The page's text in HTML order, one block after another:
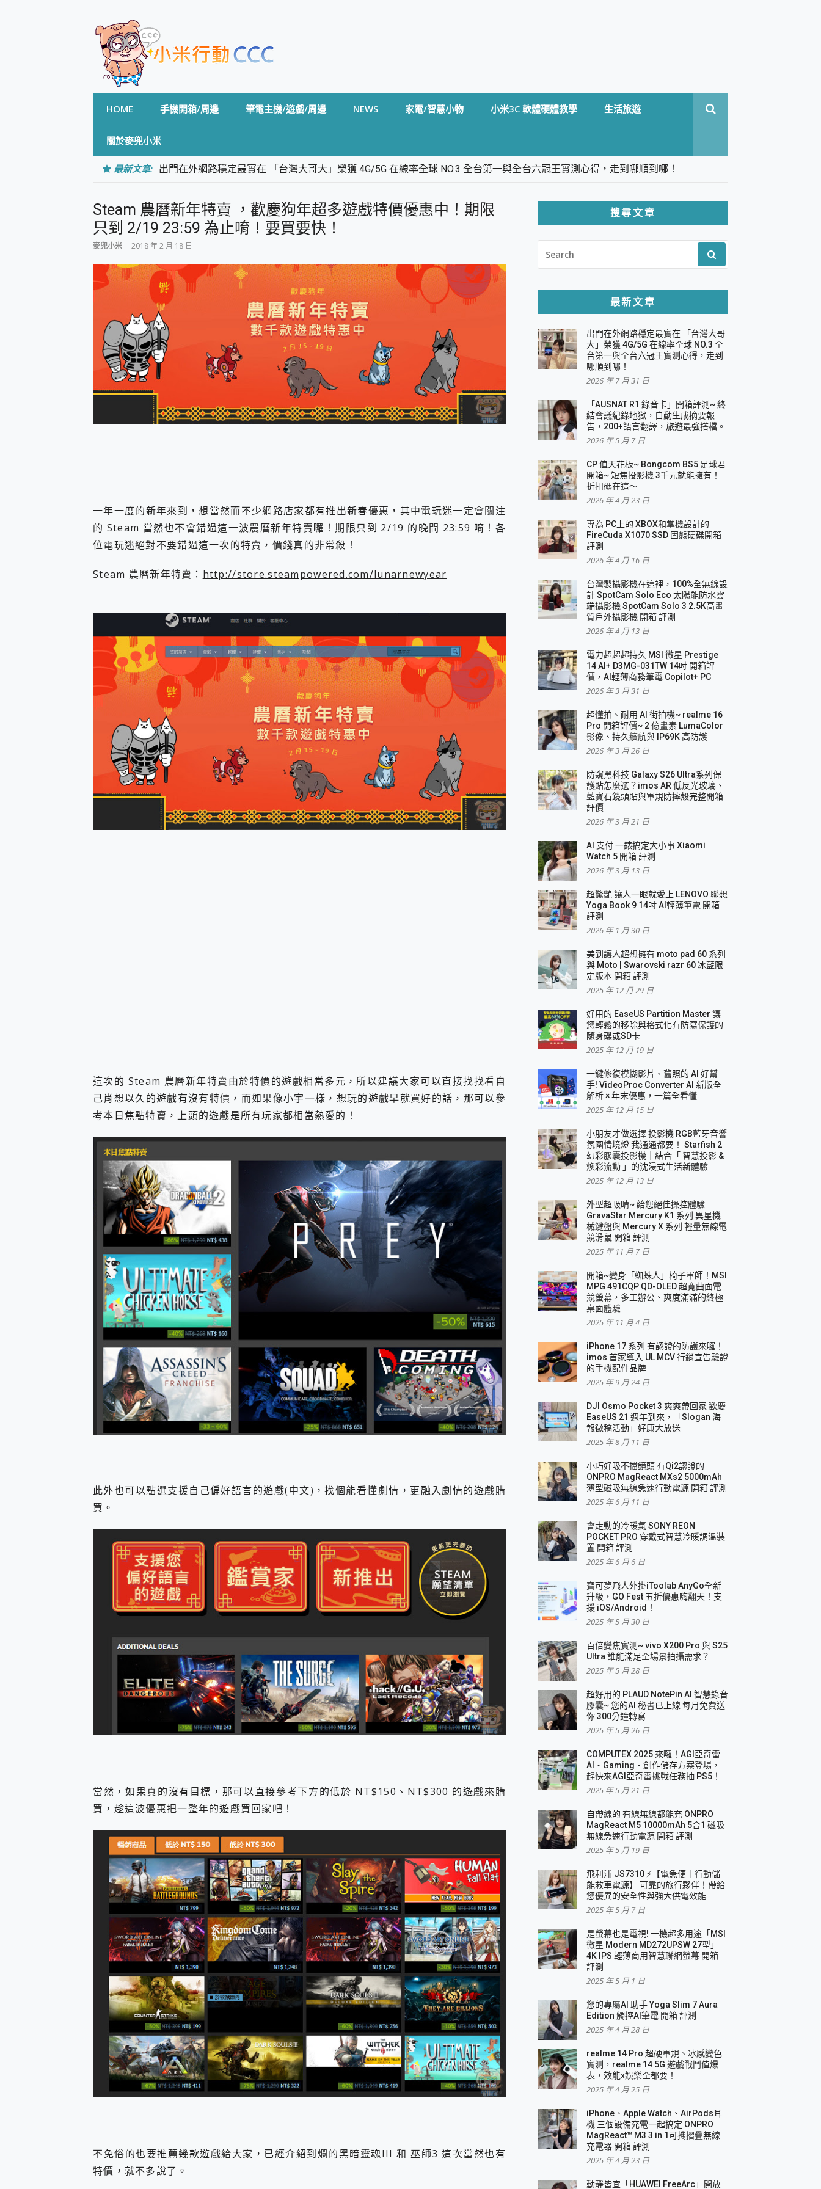
HOME 手機開箱/周邊 筆電主機/遊戲/周邊 NEWS 家電/智慧小物 小米3C 軟體硬體教學 生活旅遊
關於麥兜小米
最新文章: 出門在外網路穩定最實在 「台灣大哥大」榮獲 4G/5G 在線率全球 NO.3 全台第一與全台六冠王實測心得，走到哪順到哪！
專為 PC上的 XBOX和掌機設計的 FireCuda X1070 SSD 固態硬碟開箱 評測
台灣製攝影機在這裡，100%全無線設計 SpotCam Solo Eco 太陽能防水雲端攝影機 SpotCam Solo 3 2.5K高畫質戶外攝影機 開箱 評
測
電力超超超持久 MSI 微星 Prestige 14 AI+ D3MG-031TW 14吋 開箱評價，AI輕薄商務筆電 Copilot+ PC
超懂拍、耐用 AI 街拍機~ realme 16 Pro 開箱評價~ 2 億畫素 LumaColor 影像、持久續航與 IP69K 高防護
防窺黑科技 Galaxy S26 Ultra系列保護貼怎麼選？imos AR 低反光玻璃、藍寶石鏡頭貼與軍規防摔殼完整開箱評價
AI 支付 一錶搞定大小事 Xiaomi Watch 5 開箱 評測
超驚艷 讓人一眼就愛上 LENOVO 聯想 Yoga Book 9 14吋 AI輕薄筆電 開箱 評測
美到讓人超想擁有 moto pad 60 系列 與 Moto | Swarovski razr 60 冰藍限定版本 開箱 評測
好用的 EaseUS Partition Master 讓您輕鬆的移除與格式化有防寫保護的隨身碟或SD卡
一鍵修復模糊影片、舊照的 AI 好幫手! VideoProc Converter AI 新版全解析 × 年末優惠，一篇全看懂
小朋友才做選擇 投影機 RGB藍牙音響 氛圍情境燈 我通通都要！ Starfish 2 幻彩膠囊投影機｜結合「 智慧投影 & 煥彩流動 」的沈浸
式生活新體驗
外型超吸晴~ 給您絕佳操控體驗 GravaStar Mercury K1 系列 異星機械鍵盤與 Mercury X 系列 輕量無線電競滑鼠 開箱 評測
開箱~變身「蜘蛛人」椅子軍師！MSI MPG 491CQP QD-OLED 超寬曲面電競螢幕，多工辦公、爽度滿滿的終極桌面體驗
iPhone 17 系列 有認證的防護來囉！ imos 首家導入 UL MCV 行銷宣告驗證的手機配件品牌
DJI Osmo Pocket 3 爽爽帶回家 歡慶 EaseUS 21 週年到來，「Slogan 海報徵稿活動」好康大放送
小巧好吸不擋鏡頭 有Qi2認證的 ONPRO MagReact MXs2 5000mAh薄型磁吸無線急速行動電源 開箱 評測
超好用的 PLAUD NotePin AI 智慧錄音膠囊~ 您的AI 秘書已上線 每月免費送你 300分鐘轉寫
COMPUTEX 2025 來囉！AGI亞奇雷 AI・Gaming・創作儲存方案登場，趕快來AGI亞奇雷挑戰任務抽 PS5！
自帶線的 有線無線都能充 ONPRO MagReact M5 10000mAh 5合1 磁吸無線急速行動電源 開箱 評測
飛利浦 JS7310 ⚡【電急便｜行動儲能救車電源】 可靠的旅行夥伴！帶給您優異的安全性與強大供電效能
是螢幕也是電視! 一機超多用途「MSI微星 Modern MD272UPSW 27型」 4K IPS 輕薄商用智慧聯網螢幕 開箱 評測
realme 14 Pro 超硬軍規、冰感變色實測，realme 14 5G 遊戲戰鬥值爆表，效能x娛樂全都要！
iPhone、Apple Watch、AirPods耳機 三個設備充電一起搞定 ONPRO MagReact™ M3 3 in 1可攜摺疊無線充電器 開箱 評測
動靜皆宜「HUAWEI FreeArc」開放式耳掛耳機，無感配戴! 超穩超服貼，音質、通話也很優質
好玩好拍 vivo V50 ~ 口袋裡的 Zeiss 潮流攝影棚!
25種洗烘模式一機搞定! Roborock 衣莉莎白 H1 Neo分子篩洗脫烘 AI 滾筒洗衣機
給 MSI Claw 系列電競掌機 最完美的家 MSI Nest Docking Station 掌機專屬擴充底座 開箱 評測
B&O 精品級音響! Home+ 中嘉寬頻 SoundBox 劇院串流盒 開箱 評測
2億 APO蔡司長焦神機降臨~ vivo X200 Pro、vivo X200 就是這麼好拍
EaseUS Vocal Remover 免費線上去聲器一鍵去除人聲 人聲 音樂分離 2024 消除人聲推薦
3 個超值 MHN 飛人工具分享~~ iToolab AnyGo 魔物獵人 Now飛人 ios教學 不出門也可以到處走
Locawhere AnyTo 寶可夢飛人 AnyTo 不出門也可以飛遍全世界
小體積 40000mAh 超大容量 一次充5個設備 充好充滿 CUKTECH 酷態科 300W 微型充電站 開箱 評測
97.3% 恢復率，資料救援就是這麼簡單 EaseUS Data Recovery Wizard Free 18.0.0 業界最好的資料救援軟體
磁碟系統大風吹 有了 磁碟管理程式 EaseUS Partition Master 就是這麼簡單
全新 SONY Xperia 1 VI 開箱! 相機實測! 長焦覆蓋更遠更清晰、2日長續航、頂尖影音娛樂效能~
Xiaomi 14 Ultra 開箱 評測~ 有深度的 Leica 影像旗艦手機! 加碼小旗艦 Xiaomi 14 開箱 評測
vivo TWS 3e 真無線藍牙耳機智慧降噪升級、音質明亮溫潤，並支援雙設備連接~
MSI Claw 掌機專屬配件包 來囉 完美保護 MSI Claw A1M-026TW 電競掌機
人像旗艦 vivo V30 系列 開箱 評測! 首搭蔡司光學鏡頭、攝影棚級柔光環、拍攝功能最好玩的美拍神機 vivo V30 Pro
多個願望一次滿足 超強散熱 微星 MSI Claw A1M-026TW 電競掌機 開箱 評測
一吸完美對位 擁有超強吸力與超好用的隱磁支架 O-ONE MAG 最會吸的行動電源 開箱 評測
榮耀 HONOR 600 Pro x MOLLY Limited Edition 限量版開賣，攜手味全龍進駐大巨蛋萬人盛典
Steam 農曆新年特賣 ，歡慶狗年超多遊戲特價優惠中！期限
只到 2/19 23:59 為止唷！要買要快！
麥兜小米 2018 年 2 月 18 日
一年一度的新年來到，想當然而不少網路店家都有推出新春優惠，其中電玩迷一定會關注
的 Steam 當然也不會錯過這一波農曆新年特賣囉！期限只到 2/19 的晚間 23:59 唷！各
位電玩迷絕對不要錯過這一次的特賣，價錢真的非常殺！
Steam 農曆新年特賣： http://store.steampowered.com/lunarnewyear
這次的 Steam 農曆新年特賣由於特價的遊戲相當多元，所以建議大家可以直接找找看自
己肖想以久的遊戲有沒有特價，而如果像小宇一樣，想玩的遊戲早就買好的話，那可以參
考本日焦點特賣，上頭的遊戲是所有玩家都相當熱愛的！
此外也可以點選支援自己偏好語言的遊戲(中文)，找個能看懂劇情，更融入劇情的遊戲購
買。
當然，如果真的沒有目標，那可以直接參考下方的低於 NT$150、NT$300 的遊戲來購
買，趁這波優惠把一整年的遊戲買回家吧！
不免俗的也要推薦幾款遊戲給大家，已經介紹到爛的黑暗靈魂III 和 巫師3 這次當然也有
特價，就不多說了。
搜尋文章
FOR:
最新文章
出門在外網路穩定最實在 「台灣大哥
大」榮獲 4G/5G 在線率全球 NO.3 全
台第一與全台六冠王實測心得，走到
哪順到哪！
2026 年 7 月 31 日
「AUSNAT R1 錄音卡」開箱評測~ 終
結會議紀錄地獄，自動生成摘要報
告，200+語言翻譯，旅遊最強搭檔。
2026 年 5 月 7 日
CP 值天花板~ Bongcom BS5 足球君
開箱~ 短焦投影機 3千元就能擁有！
折扣碼在這～
2026 年 4 月 23 日
專為 PC上的 XBOX和掌機設計的
FireCuda X1070 SSD 固態硬碟開箱
評測
2026 年 4 月 16 日
台灣製攝影機在這裡，100%全無線設
計 SpotCam Solo Eco 太陽能防水雲
端攝影機 SpotCam Solo 3 2.5K高畫
質戶外攝影機 開箱 評測
2026 年 4 月 13 日
電力超超超持久 MSI 微星 Prestige
14 AI+ D3MG-031TW 14吋 開箱評
價，AI輕薄商務筆電 Copilot+ PC
2026 年 3 月 31 日
超懂拍、耐用 AI 街拍機~ realme 16
Pro 開箱評價~ 2 億畫素 LumaColor
影像、持久續航與 IP69K 高防護
2026 年 3 月 26 日
防窺黑科技 Galaxy S26 Ultra系列保
護貼怎麼選？imos AR 低反光玻璃、
藍寶石鏡頭貼與軍規防摔殼完整開箱
評價
2026 年 3 月 21 日
AI 支付 一錶搞定大小事 Xiaomi
Watch 5 開箱 評測
2026 年 3 月 13 日
超驚艷 讓人一眼就愛上 LENOVO 聯想
Yoga Book 9 14吋 AI輕薄筆電 開箱
評測
2026 年 1 月 30 日
美到讓人超想擁有 moto pad 60 系列
與 Moto | Swarovski razr 60 冰藍限
定版本 開箱 評測
2025 年 12 月 29 日
好用的 EaseUS Partition Master 讓
您輕鬆的移除與格式化有防寫保護的
隨身碟或SD卡
2025 年 12 月 19 日
一鍵修復模糊影片、舊照的 AI 好幫
手! VideoProc Converter AI 新版全
解析 × 年末優惠，一篇全看懂
2025 年 12 月 15 日
小朋友才做選擇 投影機 RGB藍牙音響
氛圍情境燈 我通通都要！ Starfish 2
幻彩膠囊投影機｜結合「 智慧投影 &
煥彩流動 」的沈浸式生活新體驗
2025 年 12 月 13 日
外型超吸晴~ 給您絕佳操控體驗
GravaStar Mercury K1 系列 異星機
械鍵盤與 Mercury X 系列 輕量無線電
競滑鼠 開箱 評測
2025 年 11 月 7 日
開箱~變身「蜘蛛人」椅子軍師！MSI
MPG 491CQP QD-OLED 超寬曲面電
競螢幕，多工辦公、爽度滿滿的終極
桌面體驗
2025 年 11 月 4 日
iPhone 17 系列 有認證的防護來囉！
imos 首家導入 UL MCV 行銷宣告驗證
的手機配件品牌
2025 年 9 月 24 日
DJI Osmo Pocket 3 爽爽帶回家 歡慶
EaseUS 21 週年到來，「Slogan 海
報徵稿活動」好康大放送
2025 年 8 月 11 日
小巧好吸不擋鏡頭 有Qi2認證的
ONPRO MagReact MXs2 5000mAh
薄型磁吸無線急速行動電源 開箱 評測
2025 年 6 月 11 日
會走動的冷暖氣 SONY REON
POCKET PRO 穿戴式智慧冷暖調溫裝
置 開箱 評測
2025 年 6 月 6 日
寶可夢飛人外掛iToolab AnyGo全新
升級，GO Fest 五折優惠嗨翻天！支
援 iOS/Android！
2025 年 5 月 30 日
百倍變焦實測~ vivo X200 Pro 與 S25
Ultra 誰能滿足全場景拍攝需求？
2025 年 5 月 28 日
超好用的 PLAUD NotePin AI 智慧錄音
膠囊~ 您的AI 秘書已上線 每月免費送
你 300分鐘轉寫
2025 年 5 月 26 日
COMPUTEX 2025 來囉！AGI亞奇雷
AI・Gaming・創作儲存方案登場，
趕快來AGI亞奇雷挑戰任務抽 PS5！
2025 年 5 月 21 日
自帶線的 有線無線都能充 ONPRO
MagReact M5 10000mAh 5合1 磁吸
無線急速行動電源 開箱 評測
2025 年 5 月 19 日
飛利浦 JS7310 ⚡【電急便｜行動儲
能救車電源】 可靠的旅行夥伴！帶給
您優異的安全性與強大供電效能
2025 年 5 月 7 日
是螢幕也是電視! 一機超多用途「MSI
微星 Modern MD272UPSW 27型」
4K IPS 輕薄商用智慧聯網螢幕 開箱
評測
2025 年 5 月 1 日
您的專屬AI 助手 Yoga Slim 7 Aura
Edition 觸控AI筆電 開箱 評測
2025 年 4 月 28 日
realme 14 Pro 超硬軍規、冰感變色
實測，realme 14 5G 遊戲戰鬥值爆
表，效能x娛樂全都要！
2025 年 4 月 25 日
iPhone、Apple Watch、AirPods耳
機 三個設備充電一起搞定 ONPRO
MagReact™ M3 3 in 1可攜摺疊無線
充電器 開箱 評測
2025 年 4 月 23 日
動靜皆宜「HUAWEI FreeArc」開放